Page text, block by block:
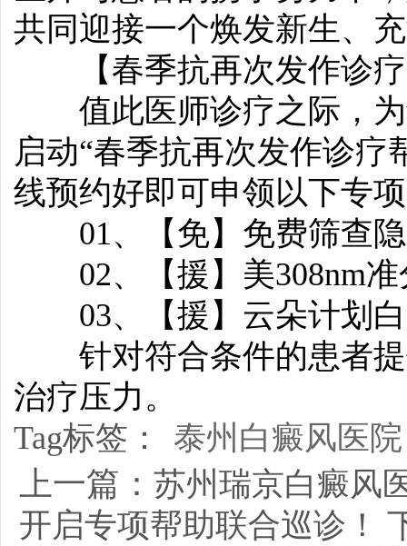
共同迎接一个焕发新生、
【春季抗再次发作诊疗
值此医师诊疗之际，为
启动“春季抗再次发作诊疗
线预约好即可申领以下专
01、【免】免费筛查隐
02、【援】美308nm准
03、【援】云朵计划白
针对符合条件的患者提
治疗压力。
Tag标签：
泰州白癜风医
上一篇： 苏州瑞京白癜风
开启专项帮助联合巡诊！